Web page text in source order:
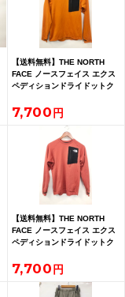
【送料無料】THE NORTH
FACE ノースフェイス エクス
ペディションドライドットク
ンジ
7,700
【送料無料】THE NORTH
FACE ノースフェイス エクス
ペディションドライドットク
サイズS
7,700